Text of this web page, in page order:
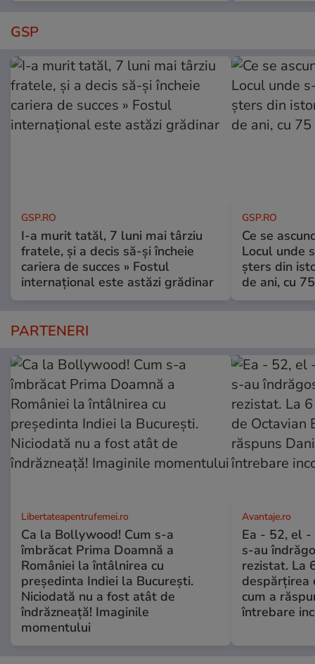
GSP
GSP.RO
I-a murit tatăl, 7 luni mai târziu
fratele, și a decis să-și încheie
cariera de succes » Fostul
internațional este astăzi grădinar
GSP.RO
Ce se
Locul unde
șters din
de ani, cu
PARTENERI
Libertateapentrufemei.ro
Ca la Bollywood! Cum s-a
îmbrăcat Prima Doamnă a
României la întâlnirea cu
președinta Indiei la București.
Niciodată nu a fost atât de
îndrăzneață! Imaginile
momentului
Avantaje.ro
Ea - 52, el -
s-au
rezistat. La
despărțirea
cum a
întrebare